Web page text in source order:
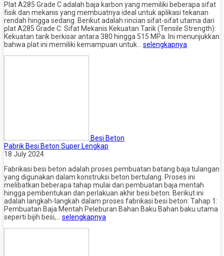
Plat A285 Grade C adalah baja karbon yang memiliki beberapa sifat
fisik dan mekanis yang membuatnya ideal untuk aplikasi tekanan
rendah hingga sedang. Berikut adalah rincian sifat-sifat utama dari
plat A285 Grade C: Sifat Mekanis Kekuatan Tarik (Tensile Strength):
Kekuatan tarik berkisar antara 380 hingga 515 MPa. Ini menunjukkan
bahwa plat ini memiliki kemampuan untuk… selengkapnya
Besi Beton
Pabrik Besi Beton Super Lengkap
18 July 2024
Fabrikasi besi beton adalah proses pembuatan batang baja tulangan
yang digunakan dalam konstruksi beton bertulang. Proses ini
melibatkan beberapa tahap mulai dari pembuatan baja mentah
hingga pembentukan dan perlakuan akhir besi beton. Berikut ini
adalah langkah-langkah dalam proses fabrikasi besi beton: Tahap 1:
Pembuatan Baja Mentah Peleburan Bahan Baku Bahan baku utama
seperti bijih besi,… selengkapnya